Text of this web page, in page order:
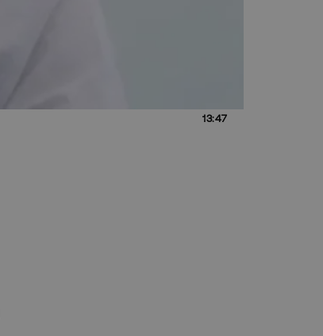
13:47